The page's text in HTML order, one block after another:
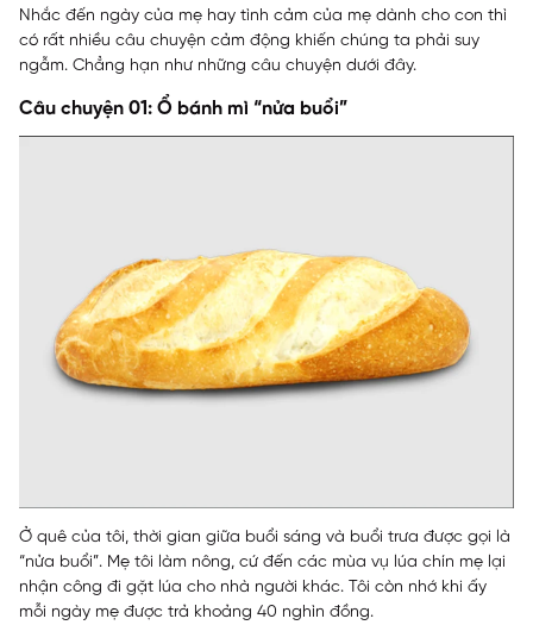
Nhắc đến ngày của mẹ hay tình cảm của mẹ dành cho con thì
có rất nhiều câu chuyện cảm động khiến chúng ta phải suy
ngẫm. Chẳng hạn như những câu chuyện dưới đây.
Câu chuyện 01: Ổ bánh mì “nửa buổi”
Ở quê của tôi, thời gian giữa buổi sáng và buổi trưa được gọi là
“nửa buổi”. Mẹ tôi làm nông, cứ đến các mùa vụ lúa chín mẹ lại
nhận công đi gặt lúa cho nhà người khác. Tôi còn nhớ khi ấy
mỗi ngày mẹ được trả khoảng 40 nghìn đồng.